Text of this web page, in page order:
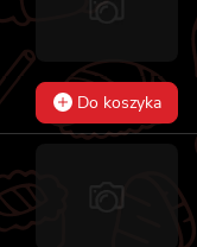
Do koszyka